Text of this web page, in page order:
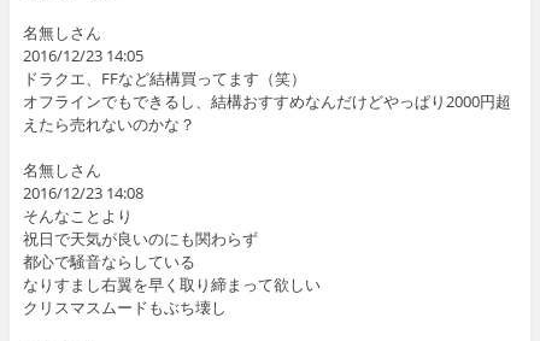
名無しさん
2016/12/23 14:05
ドラクエ、FFなど結構買ってます（笑）
オフラインでもできるし、結構おすすめなんだけどやっぱり2000円超
えたら売れないのかな？
名無しさん
2016/12/23 14:08
そんなことより
祝日で天気が良いのにも関わらず
都心で騒音ならしている
なりすまし右翼を早く取り締まって欲しい
クリスマスムードもぶち壊し